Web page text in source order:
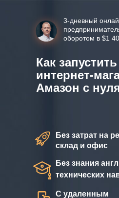
3-дневный
оборотом в $1
Как запустить
интернет-
Амазон с
Без затрат на
склад и офис
Без знания
технических
С удаленным